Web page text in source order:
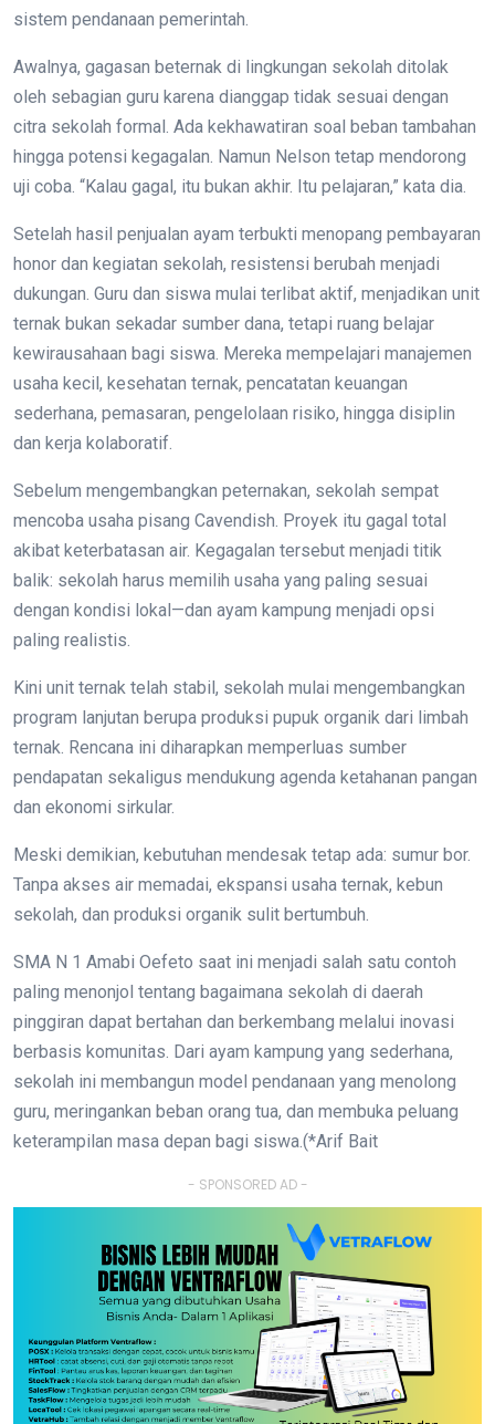
sistem pendanaan pemerintah.
Awalnya, gagasan beternak di lingkungan sekolah ditolak
oleh sebagian guru karena dianggap tidak sesuai dengan
citra sekolah formal. Ada kekhawatiran soal beban tambahan
hingga potensi kegagalan. Namun Nelson tetap mendorong
uji coba. “Kalau gagal, itu bukan akhir. Itu pelajaran,” kata dia.
Setelah hasil penjualan ayam terbukti menopang pembayaran
honor dan kegiatan sekolah, resistensi berubah menjadi
dukungan. Guru dan siswa mulai terlibat aktif, menjadikan unit
ternak bukan sekadar sumber dana, tetapi ruang belajar
kewirausahaan bagi siswa. Mereka mempelajari manajemen
usaha kecil, kesehatan ternak, pencatatan keuangan
sederhana, pemasaran, pengelolaan risiko, hingga disiplin
dan kerja kolaboratif.
Sebelum mengembangkan peternakan, sekolah sempat
mencoba usaha pisang Cavendish. Proyek itu gagal total
akibat keterbatasan air. Kegagalan tersebut menjadi titik
balik: sekolah harus memilih usaha yang paling sesuai
dengan kondisi lokal—dan ayam kampung menjadi opsi
paling realistis.
Kini unit ternak telah stabil, sekolah mulai mengembangkan
program lanjutan berupa produksi pupuk organik dari limbah
ternak. Rencana ini diharapkan memperluas sumber
pendapatan sekaligus mendukung agenda ketahanan pangan
dan ekonomi sirkular.
Meski demikian, kebutuhan mendesak tetap ada: sumur bor.
Tanpa akses air memadai, ekspansi usaha ternak, kebun
sekolah, dan produksi organik sulit bertumbuh.
SMA N 1 Amabi Oefeto saat ini menjadi salah satu contoh
paling menonjol tentang bagaimana sekolah di daerah
pinggiran dapat bertahan dan berkembang melalui inovasi
berbasis komunitas. Dari ayam kampung yang sederhana,
sekolah ini membangun model pendanaan yang menolong
guru, meringankan beban orang tua, dan membuka peluang
keterampilan masa depan bagi siswa.(*Arif Bait
- SPONSORED AD -